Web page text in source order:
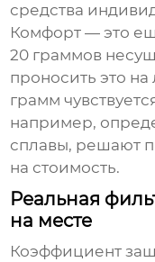
средства
Комфорт — это
20 граммов
проносить это
грамм
например,
сплавы, решают
на стоимость.
Реальная
на месте
Коэффициент